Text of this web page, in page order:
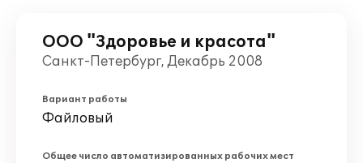
ООО "Здоровье и красота"
Санкт-Петербург, Декабрь 2008
Вариант работы
Файловый
Общее число автоматизированных рабочих мест